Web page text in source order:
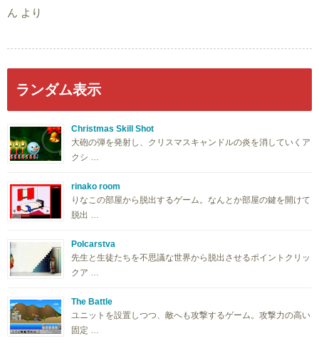
ん より
ランダム表示
Christmas Skill Shot
大砲の弾を発射し、クリスマスキャンドルの炎を消していくア
クシ …
rinako room
りなこの部屋から脱出するゲーム。なんとか部屋の鍵を開けて
脱出 …
Polcarstva
先生と生徒たちを不思議な世界から脱出させるポイントクリッ
クア …
The Battle
ユニットを設置しつつ、敵へも攻撃するゲーム。攻撃力の高い
固定 …